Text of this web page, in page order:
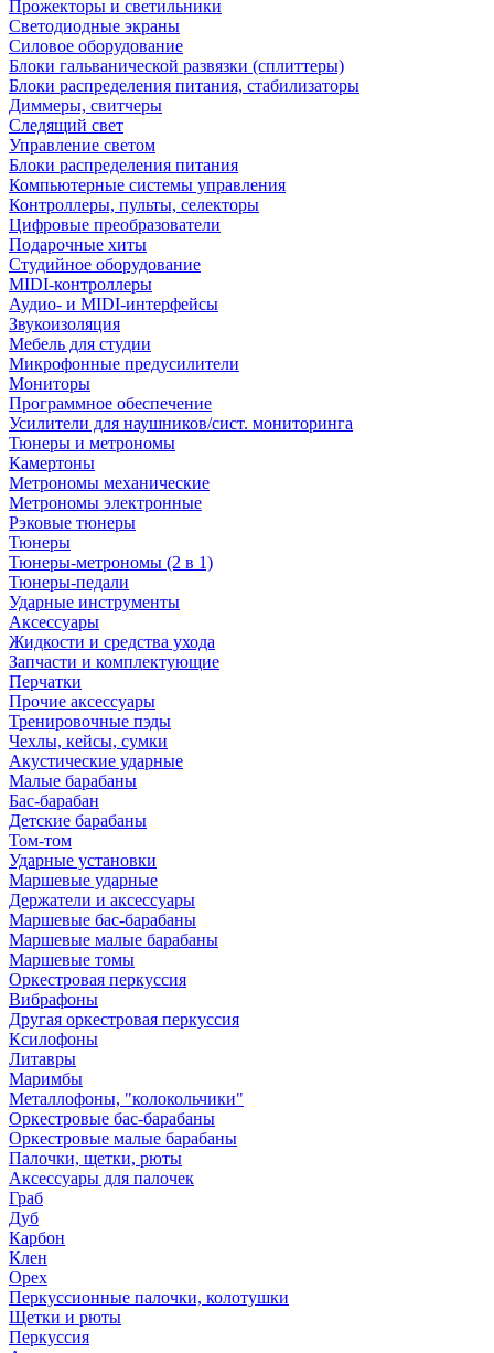
Прожекторы и светильники
Светодиодные экраны
Силовое оборудование
Блоки гальванической развязки (сплиттеры)
Блоки распределения питания, стабилизаторы
Диммеры, свитчеры
Следящий свет
Управление светом
Блоки распределения питания
Компьютерные системы управления
Контроллеры, пульты, селекторы
Цифровые преобразователи
Подарочные хиты
Студийное оборудование
MIDI-контроллеры
Аудио- и MIDI-интерфейсы
Звукоизоляция
Мебель для студии
Микрофонные предусилители
Мониторы
Программное обеспечение
Усилители для наушников/сист. мониторинга
Тюнеры и метрономы
Камертоны
Метрономы механические
Метрономы электронные
Рэковые тюнеры
Тюнеры
Тюнеры-метрономы (2 в 1)
Тюнеры-педали
Ударные инструменты
Аксессуары
Жидкости и средства ухода
Запчасти и комплектующие
Перчатки
Прочие аксессуары
Тренировочные пэды
Чехлы, кейсы, сумки
Акустические ударные
Mалые барабаны
Бас-барабан
Детские барабаны
Том-том
Ударные установки
Маршевые ударные
Держатели и аксессуары
Маршевые бас-барабаны
Маршевые малые барабаны
Маршевые томы
Оркестровая перкуссия
Вибрафоны
Другая оркестровая перкуссия
Ксилофоны
Литавры
Маримбы
Металлофоны, "колокольчики"
Оркестровые бас-барабаны
Оркестровые малые барабаны
Палочки, щетки, рюты
Аксессуары для палочек
Граб
Дуб
Карбон
Клен
Орех
Перкуссионные палочки, колотушки
Щетки и рюты
Перкуссия